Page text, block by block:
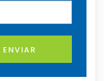
ENVIAR